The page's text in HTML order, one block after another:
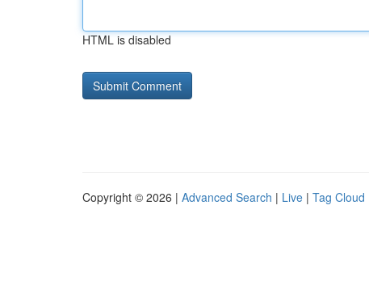
HTML is disabled
Copyright © 2026 | Advanced Search | Live | Tag Cloud